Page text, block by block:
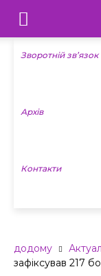
Телебачення
«Капрі»
Новини
Зворотній зв’язок
Архів
Контакти
додому
зафіксував 217